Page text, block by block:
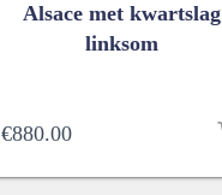
Alsace met kwartslag
linksom
€880.00